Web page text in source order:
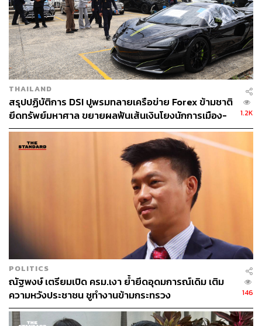
THAILAND
สรุปปฏิบัติการ DSI ปูพรมทลายเครือข่าย Forex ข้ามชาติ
ยึดทรัพย์มหาศาล ขยายผลฟันเส้นเงินโยงนักการเมือง-
คนดัง
1.2K
POLITICS
ณัฐพงษ์ เตรียมเปิด ครม.เงา ย้ำยึดอุดมการณ์เดิม เติม
ความหวังประชาชน ชูทำงานข้ามกระทรวง
146